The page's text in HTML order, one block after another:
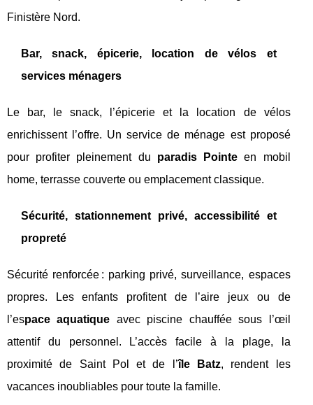
Finistère Nord.
Bar, snack, épicerie, location de vélos et
services ménagers
Le bar, le snack, l’épicerie et la location de vélos
enrichissent l’offre. Un service de ménage est proposé
pour profiter pleinement du paradis Pointe en mobil
home, terrasse couverte ou emplacement classique.
Sécurité, stationnement privé, accessibilité et
propreté
Sécurité renforcée : parking privé, surveillance, espaces
propres. Les enfants profitent de l’aire jeux ou de
l’espace aquatique avec piscine chauffée sous l’œil
attentif du personnel. L’accès facile à la plage, la
proximité de Saint Pol et de l’île Batz, rendent les
vacances inoubliables pour toute la famille.